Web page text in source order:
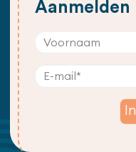
Aanmelden